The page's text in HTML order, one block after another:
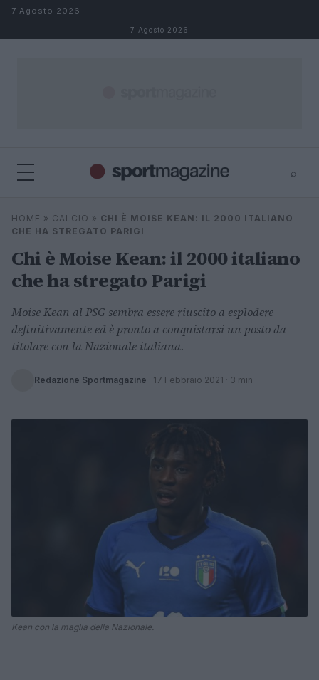
Salta al contenuto
7 Agosto 2026
7 Agosto 2026
⌕
Cerca
⌕
HOME » CALCIO » CHI È MOISE KEAN: IL 2000 ITALIANO
CHE HA STREGATO PARIGI
Chi è Moise Kean: il 2000 italiano
che ha stregato Parigi
Moise Kean al PSG sembra essere riuscito a esplodere
definitivamente ed è pronto a conquistarsi un posto da
titolare con la Nazionale italiana.
Redazione Sportmagazine · 17 Febbraio 2021 · 3 min
Kean con la maglia della Nazionale.